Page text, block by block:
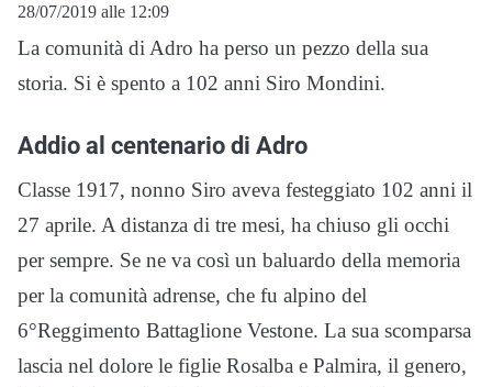
28/07/2019 alle 12:09
La comunità di Adro ha perso un pezzo della sua
storia. Si è spento a 102 anni Siro Mondini.
Addio al centenario di Adro
Classe 1917, nonno Siro aveva festeggiato 102 anni il
27 aprile. A distanza di tre mesi, ha chiuso gli occhi
per sempre. Se ne va così un baluardo della memoria
per la comunità adrense, che fu alpino del
6°Reggimento Battaglione Vestone. La sua scomparsa
lascia nel dolore le figlie Rosalba e Palmira, il genero,